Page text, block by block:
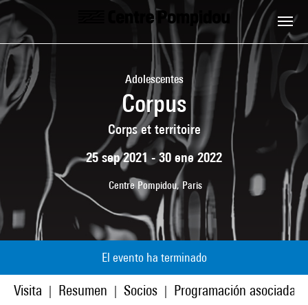
Skip to main content
Adolescentes
Corpus
Corps et territoire
25 sep 2021 - 30 ene 2022
Centre Pompidou, Paris
El evento ha terminado
Visita Resumen Socios Programación asociada